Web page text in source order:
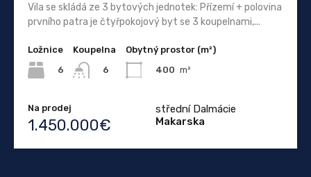
Vila se skládá ze 3 bytových jednotek: Přízemí + polovina
prvního patra je čtyřpokojový byt se 3 koupelnami,...
Ložnice
6
Koupelna
6
Obytný prostor (m²)
400 m²
Na prodej
1.450.000€
střední Dalmácie
Makarska